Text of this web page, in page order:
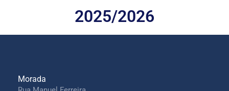
2025/2026
Morada